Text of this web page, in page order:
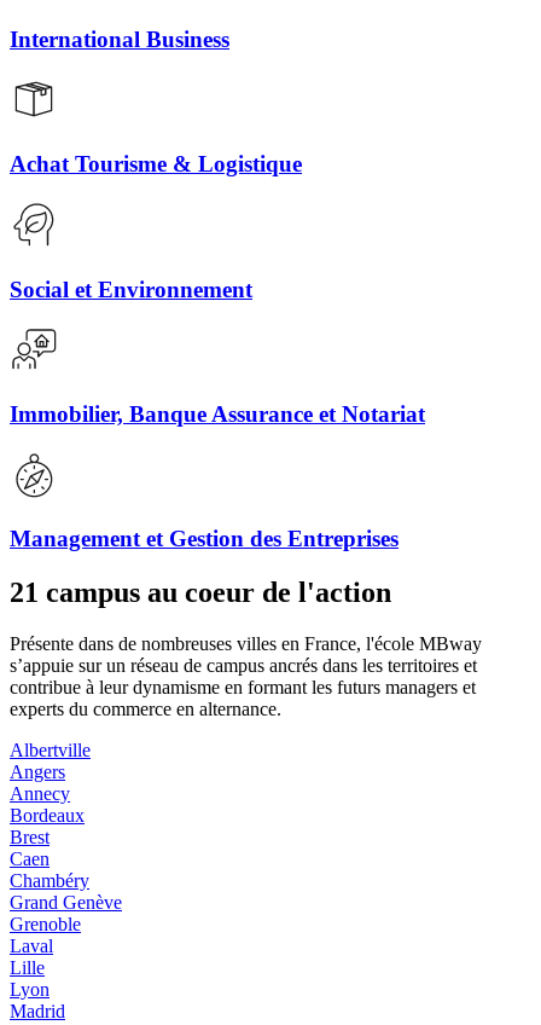
International Business
Achat Tourisme & Logistique
Social et Environnement
Immobilier, Banque Assurance et Notariat
Management et Gestion des Entreprises
21 campus au coeur de l'action
Présente dans de nombreuses villes en France, l'école MBway
s’appuie sur un réseau de campus ancrés dans les territoires et
contribue à leur dynamisme en formant les futurs managers et
experts du commerce en alternance.
Albertville
Angers
Annecy
Bordeaux
Brest
Caen
Chambéry
Grand Genève
Grenoble
Laval
Lille
Lyon
Madrid